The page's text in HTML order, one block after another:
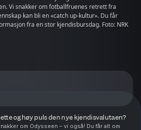
Vi snakker om fotballfruenes retrett fra
kan bli en «catch up-kultur». Du får
anbefalinger og innsideinformasjon fra en stor kjendisbursdag. Foto: NRK
og høy puls den nye kjendisvalutaen?
om Odysseen – vi også! Du får alt om